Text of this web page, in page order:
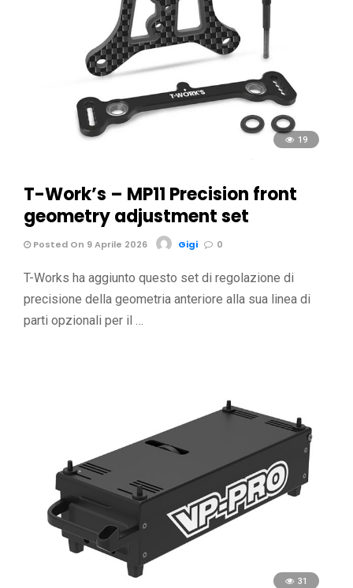
19
T-Work’s – MP11 Precision front
geometry adjustment set
Posted On 9 Aprile 2026 Gigi 0
T-Works ha aggiunto questo set di regolazione di
precisione della geometria anteriore alla sua linea di
parti opzionali per il …
31